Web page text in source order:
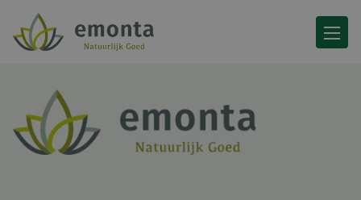
Ga naar de inhoud